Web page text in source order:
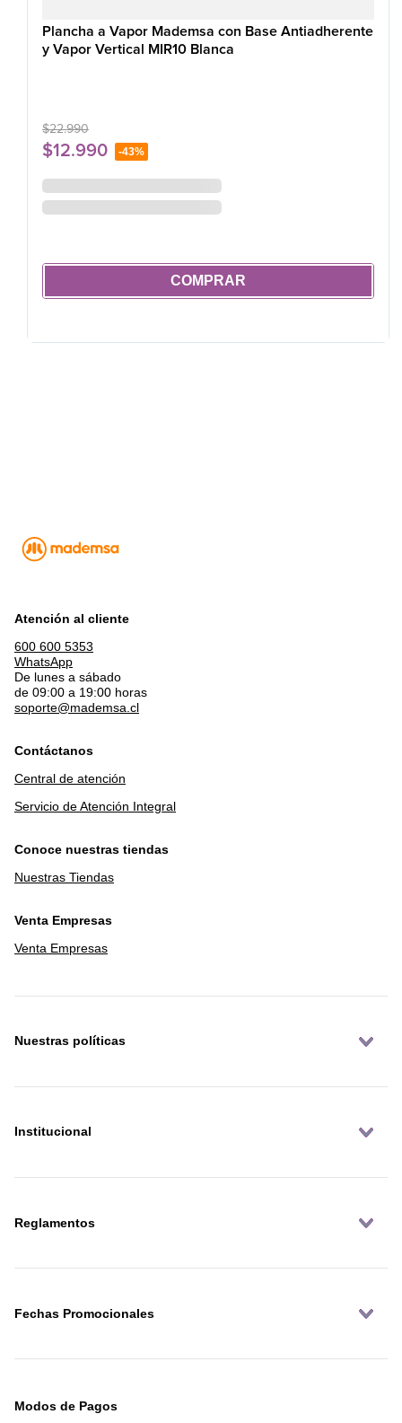
Plancha a Vapor Mademsa con Base Antiadherente
y Vapor Vertical MIR10 Blanca
$22.990
$12.990 -43%
COMPRAR
Atención al cliente
600 600 5353
WhatsApp
De lunes a sábado
de 09:00 a 19:00 horas
soporte@mademsa.cl
Contáctanos
Central de atención
Servicio de Atención Integral
Conoce nuestras tiendas
Nuestras Tiendas
Venta Empresas
Venta Empresas
Nuestras políticas
Institucional
Reglamentos
Fechas Promocionales
Modos de Pagos